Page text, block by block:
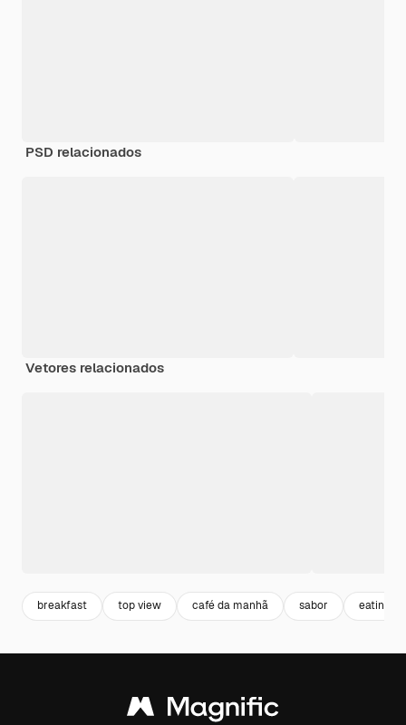
PSD relacionados
Vetores relacionados
breakfast top view café da manhã sabor eating